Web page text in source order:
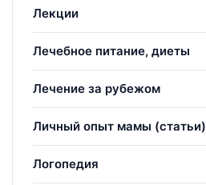
Лекции
Лечебное питание, диеты
Лечение за рубежом
Личный опыт мамы (статьи)
Логопедия